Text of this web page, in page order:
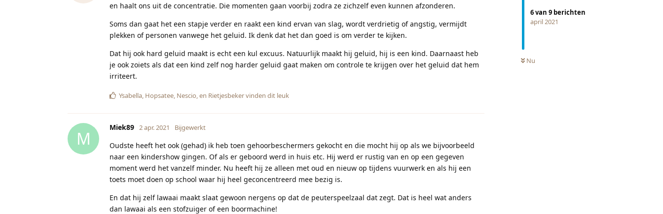
6van 9 berichten
april 2021
Nu
en haalt ons uit de concentratie. Die momenten gaan voorbij zodra ze zichzelf even kunnen afzonderen.
Soms dan gaat het een stapje verder en raakt een kind ervan van slag, wordt verdrietig of angstig, vermijdt
plekken of personen vanwege het geluid. Ik denk dat het dan goed is om verder te kijken.
Dat hij ook hard geluid maakt is echt een kul excuus. Natuurlijk maakt hij geluid, hij is een kind. Daarnaast heb
je ook zoiets als dat een kind zelf nog harder geluid gaat maken om controle te krijgen over het geluid dat hem
irriteert.
Ysabella, Hopsatee, Nescio, en Rietjesbekervinden dit leuk
M
Miek89 2 apr. 2021 Bijgewerkt
Oudste heeft het ook (gehad) ik heb toen gehoorbeschermers gekocht en die mocht hij op als we bijvoorbeeld
naar een kindershow gingen. Of als er geboord werd in huis etc. Hij werd er rustig van en op een gegeven
moment werd het vanzelf minder. Nu heeft hij ze alleen met oud en nieuw op tijdens vuurwerk en als hij een
toets moet doen op school waar hij heel geconcentreerd mee bezig is.
En dat hij zelf lawaai maakt slaat gewoon nergens op dat de peuterspeelzaal dat zegt. Dat is heel wat anders
dan lawaai als een stofzuiger of een boormachine!